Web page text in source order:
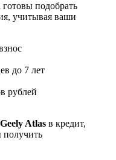
подобрать
учитывая ваши
до 7 лет
рублей
Geely Atlas в кредит,
получить